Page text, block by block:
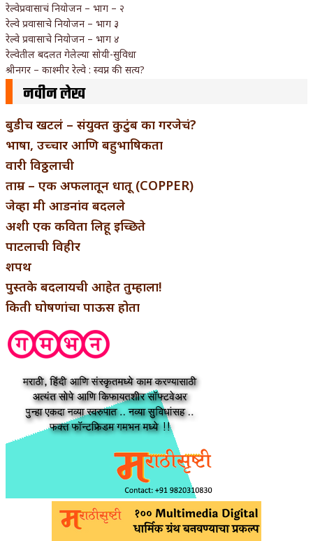
रेल्वेप्रवासाचं नियोजन – भाग – २
रेल्वे प्रवासाचे नियोजन – भाग ३
रेल्वे प्रवासाचे नियोजन – भाग ४
रेल्वेतील बदलत गेलेल्या सोयी-सुविधा
श्रीनगर – काश्मीर रेल्वे : स्वप्न की सत्य?
नवीन लेख
बुडीच खटलं – संयुक्त कुटुंब का गरजेचं?
भाषा, उच्चार आणि बहुभाषिकता
वारी विठ्ठलाची
ताम्र – एक अफलातून धातू (COPPER)
जेव्हा मी आडनांव बदलले
अशी एक कविता लिहू इच्छिते
पाटलाची विहीर
शपथ
पुस्तके बदलायची आहेत तुम्हाला!
किती घोषणांचा पाऊस होता